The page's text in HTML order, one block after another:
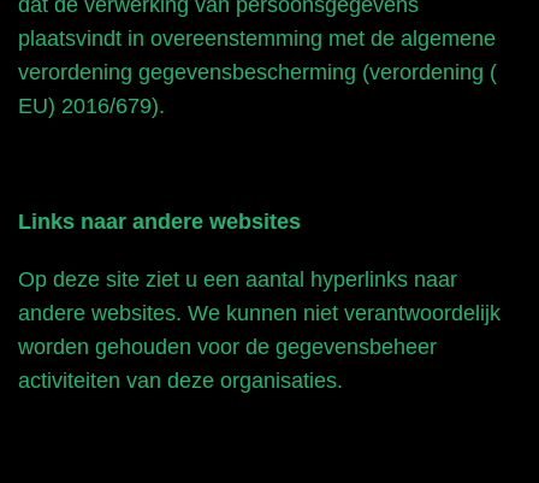
dat de verwerking van persoonsgegevens
plaatsvindt in overeenstemming met de algemene
verordening gegevensbescherming (verordening (
EU) 2016/679).
Links naar andere websites
Op deze site ziet u een aantal hyperlinks naar
andere websites. We kunnen niet verantwoordelijk
worden gehouden voor de gegevensbeheer
activiteiten van deze organisaties.